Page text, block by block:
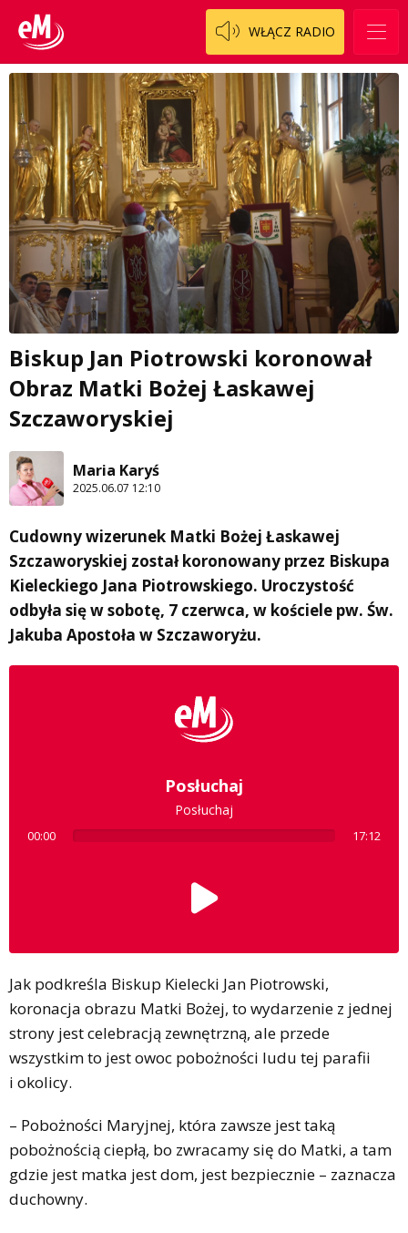
WŁĄCZ RADIO
Biskup Jan Piotrowski koronował
Obraz Matki Bożej Łaskawej
Szczaworyskiej
Maria Karyś
2025.06.07 12:10
Cudowny wizerunek Matki Bożej Łaskawej
Szczaworyskiej został koronowany przez Biskupa
Kieleckiego Jana Piotrowskiego. Uroczystość
odbyła się w sobotę, 7 czerwca, w kościele pw. Św.
Jakuba Apostoła w Szczaworyżu.
Posłuchaj
Posłuchaj
00:00 17:12
Jak podkreśla Biskup Kielecki Jan Piotrowski,
koronacja obrazu Matki Bożej, to wydarzenie z jednej
strony jest celebracją zewnętrzną, ale przede
wszystkim to jest owoc pobożności ludu tej parafii
i okolicy.
– Pobożności Maryjnej, która zawsze jest taką
pobożnością ciepłą, bo zwracamy się do Matki, a tam
gdzie jest matka jest dom, jest bezpiecznie – zaznacza
duchowny.